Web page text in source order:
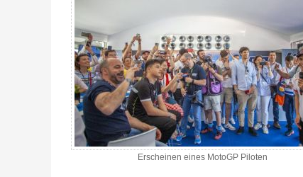
Erscheinen eines MotoGP Piloten